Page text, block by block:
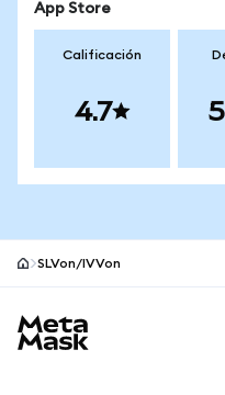
App Store
Calificación
4.7
SLVon/IVVon